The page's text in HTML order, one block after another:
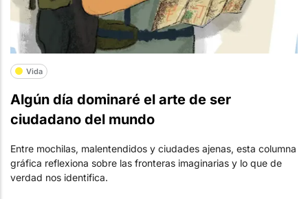
Vida
Algún día dominaré el arte de ser
ciudadano del mundo
Entre mochilas, malentendidos y ciudades ajenas, esta columna
gráfica reflexiona sobre las fronteras imaginarias y lo que de
verdad nos identifica.